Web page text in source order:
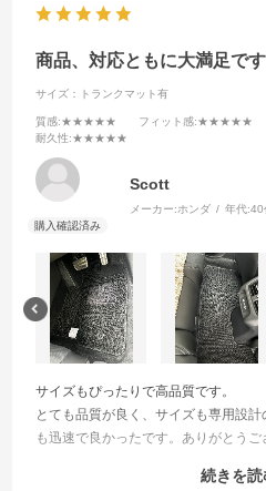
商品、対応ともに大満足です
サイズ：トランクマット有
質感:★★★★★ フィット感:★★★★★
耐久性:★★★★★
Scott
メーカー:ホンダ 年代:40
サイズもぴったりで高品質です。
とても品質が良く、サイズも専用設
も迅速で良かったです。ありがとうご
みも十分にあります。実際に踏んで
続きを読